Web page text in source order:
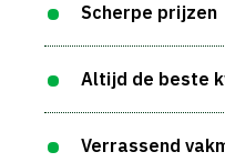
Scherpe prijzen
Altijd de beste
Verrassend